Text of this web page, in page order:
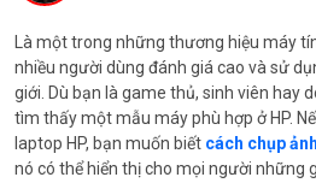
Là một trong những thương hiệu máy
nhiều người dùng đánh giá cao và sử
giới. Dù bạn là game thủ, sinh viên hay
tìm thấy một mẫu máy phù hợp ở HP.
laptop HP, bạn muốn biết cách chụp
nó có thể hiển thị cho mọi người những